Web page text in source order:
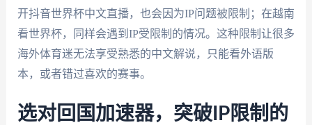
开抖音世界杯中文直播，也会因为IP问题被限制；在越南
看世界杯，同样会遇到IP受限制的情况。这种限制让很多
海外体育迷无法享受熟悉的中文解说，只能看外语版
本，或者错过喜欢的赛事。
选对回国加速器，突破IP限制的